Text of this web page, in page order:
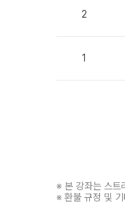
2
1
※ 본 강좌는 스트
※ 환불 규정 및